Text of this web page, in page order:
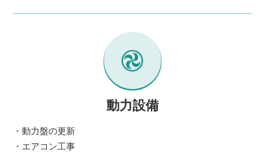
動力設備
・動力盤の更新
・エアコン工事